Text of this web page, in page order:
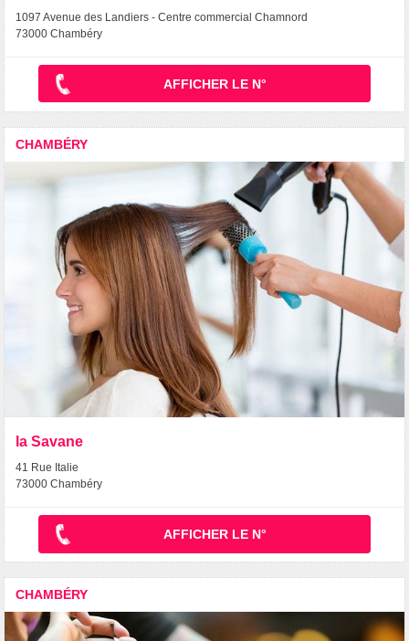
1097 Avenue des Landiers - Centre commercial Chamnord
73000 Chambéry
AFFICHER LE N°
CHAMBÉRY
la Savane
41 Rue Italie
73000 Chambéry
AFFICHER LE N°
CHAMBÉRY